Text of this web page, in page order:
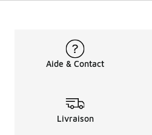
Aide & Contact
Livraison